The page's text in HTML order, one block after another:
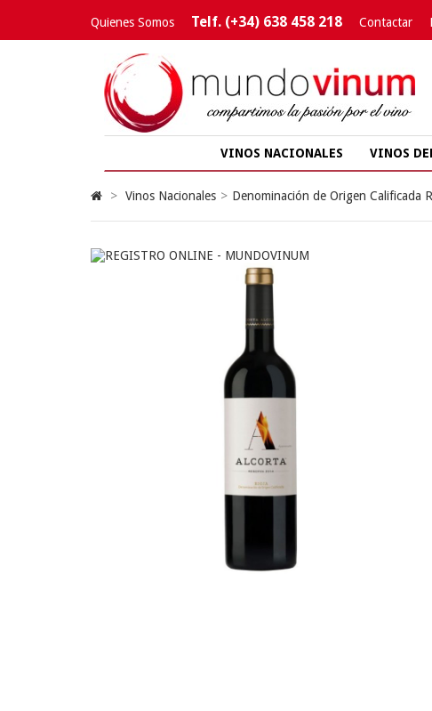
Quienes Somos Telf. (+34) 638 458 218 Contactar
VINOS NACIONALES VINOS
> Vinos Nacionales > Denominación de Origen Calificada